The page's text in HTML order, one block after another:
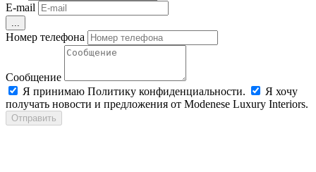
E-mail
Номер телефона
Сообщение
Я принимаю Политику конфиденциальности.
Я хочу
получать новости и предложения от Modenese Luxury Interiors.
Отправить